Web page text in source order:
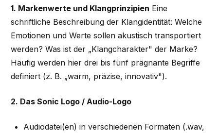
1. Markenwerte und Klangprinzipien Eine
schriftliche Beschreibung der Klangidentität: Welche
Emotionen und Werte sollen akustisch transportiert
werden? Was ist der „Klangcharakter" der Marke?
Häufig werden hier drei bis fünf prägnante Begriffe
definiert (z. B. „warm, präzise, innovativ").
2. Das Sonic Logo / Audio-Logo
Audiodatei(en) in verschiedenen Formaten (.wav,